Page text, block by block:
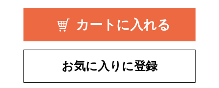
お気に入りに登録